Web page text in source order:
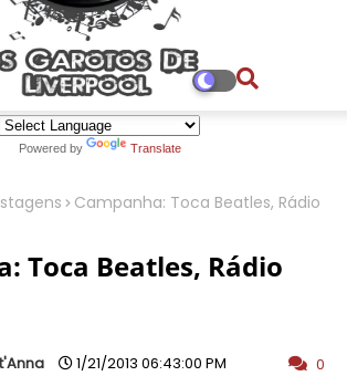
Powered by Translate
Campanha: Toca Beatles, Rádio
Toca Beatles, Rádio
1/21/2013 06:43:00 PM 0